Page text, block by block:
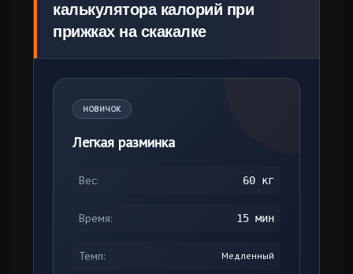
калькулятора калорий при
прижках на скакалке
НОВИЧОК
Легкая разминка
Вес: 60 кг
Время: 15 мин
Темп: Медленный